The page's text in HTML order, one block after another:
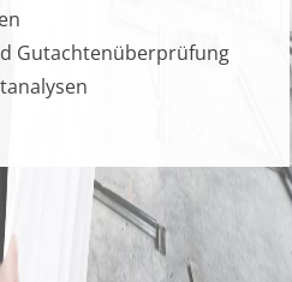
Gutachtenüberprüfung